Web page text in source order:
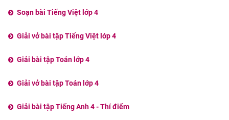
Soạn bài Tiếng Việt lớp 4
Giải vở bài tập Tiếng Việt lớp 4
Giải bài tập Toán lớp 4
Giải vở bài tập Toán lớp 4
Giải bài tập Tiếng Anh 4 - Thí điểm